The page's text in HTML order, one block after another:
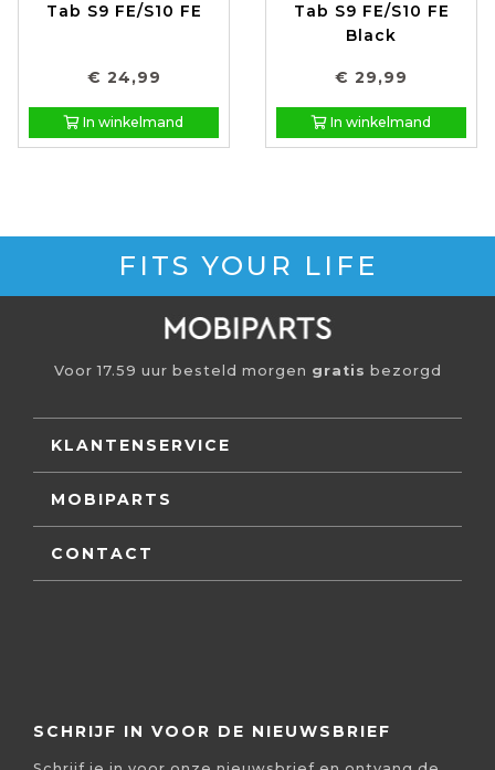
Tab S9 FE/S10 FE
€ 24,99
In winkelmand
Tab S9 FE/S10 FE
Black
€ 29,99
In winkelmand
FITS YOUR LIFE
Voor 17.59 uur besteld morgen gratis bezorgd
KLANTENSERVICE
MOBIPARTS
CONTACT
SCHRIJF IN VOOR DE NIEUWSBRIEF